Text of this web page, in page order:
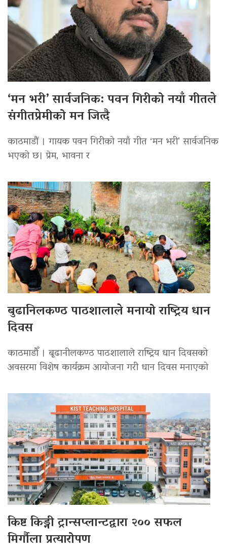
‘मन भरी’ सार्वजनिक: पवन गिरीको नयाँ गीतले
संगीतप्रेमीको मन जित्दै
काठमाडौं । गायक पवन गिरीको नयाँ गीत ‘मन भरी’ सार्वजनिक
भएको छ। प्रेम, भावना र
बुढानिलकण्ठ पाठशालाले मनायो राष्ट्रिय धान
दिवस
काठमाडौँ । बूढानीलकण्ठ पाठशालाले राष्ट्रिय धान दिवसको
अवसरमा विशेष कार्यक्रम आयोजना गरी धान दिवस मनाएको
किष्ट किड्नी ट्रान्सप्लान्टद्वारा २०० सफल
मिर्गौला प्रत्यारोपण